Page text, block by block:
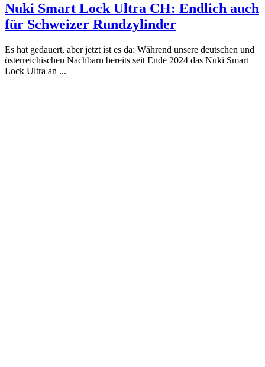
Nuki Smart Lock Ultra CH: Endlich auch
für Schweizer Rundzylinder
Es hat gedauert, aber jetzt ist es da: Während unsere deutschen und
österreichischen Nachbarn bereits seit Ende 2024 das Nuki Smart
Lock Ultra an ...